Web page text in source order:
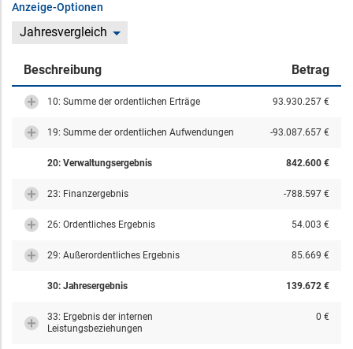
Anzeige-Optionen
Jahresvergleich
Beschreibung Betrag
10: Summe der ordentlichen Erträge 93.930.257 €
19: Summe der ordentlichen Aufwendungen -93.087.657 €
20: Verwaltungsergebnis 842.600 €
23: Finanzergebnis -788.597 €
26: Ordentliches Ergebnis 54.003 €
29: Außerordentliches Ergebnis 85.669 €
30: Jahresergebnis 139.672 €
33: Ergebnis der internen
Leistungsbeziehungen
0 €